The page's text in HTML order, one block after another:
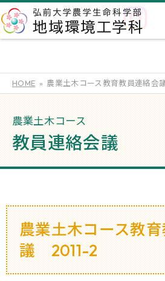
HOME 農業土木コース教育教員連絡会
農業土木コース
教員連絡会議
農業土木コース教
議 2011-2